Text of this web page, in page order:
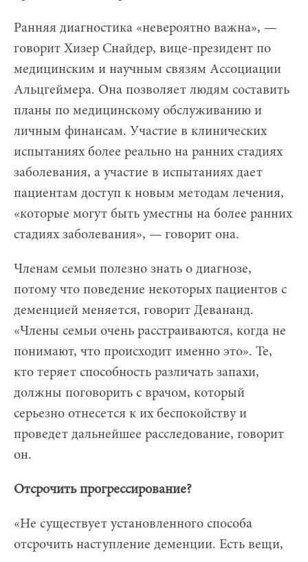
Ранняя диагностика «невероятно важна», —
говорит Хизер Снайдер, вице-президент по
медицинским и научным связям Ассоциации
Альцгеймера. Она позволяет людям составить
планы по медицинскому обслуживанию и
личным финансам. Участие в клинических
испытаниях более реально на ранних стадиях
заболевания, а участие в испытаниях дает
пациентам доступ к новым методам лечения,
«которые могут быть уместны на более ранних
стадиях заболевания», — говорит она.
Членам семьи полезно знать о диагнозе,
потому что поведение некоторых пациентов с
деменцией меняется, говорит Девананд.
«Члены семьи очень расстраиваются, когда не
понимают, что происходит именно это». Те,
кто теряет способность различать запахи,
должны поговорить с врачом, который
серьезно отнесется к их беспокойству и
проведет дальнейшее расследование, говорит
он.
Отсрочить прогрессирование?
«Не существует установленного способа
отсрочить наступление деменции. Есть вещи,